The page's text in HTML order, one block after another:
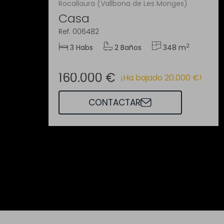
Rocallaura (Vallbona de Les Monges)
Casa
Ref. 006482
3 Habs
2 Baños 348 m2
160.000 € ¡Ha bajado 20.000 €!
CONTACTAR